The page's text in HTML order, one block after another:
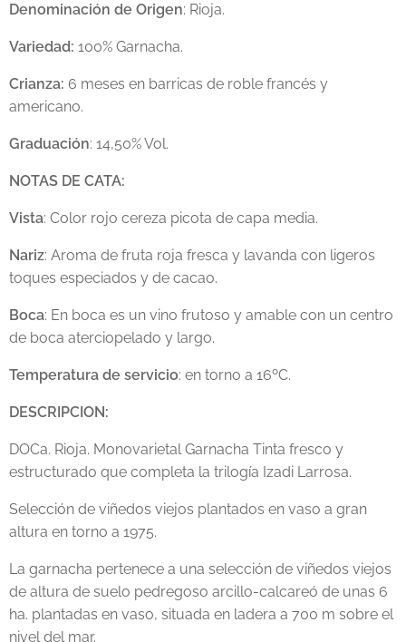
Denominación de Origen: Rioja.
Variedad: 100% Garnacha.
Crianza: 6 meses en barricas de roble francés y
americano.
Graduación: 14,50% Vol.
NOTAS DE CATA:
Vista: Color rojo cereza picota de capa media.
Nariz: Aroma de fruta roja fresca y lavanda con ligeros
toques especiados y de cacao.
Boca: En boca es un vino frutoso y amable con un centro
de boca aterciopelado y largo.
Temperatura de servicio: en torno a 16ºC.
DESCRIPCION:
DOCa. Rioja. Monovarietal Garnacha Tinta fresco y
estructurado que completa la trilogía Izadi Larrosa.
Selección de viñedos viejos plantados en vaso a gran
altura en torno a 1975.
La garnacha pertenece a una selección de viñedos viejos
de altura de suelo pedregoso arcillo-calcareó de unas 6
ha. plantadas en vaso, situada en ladera a 700 m sobre el
nivel del mar.